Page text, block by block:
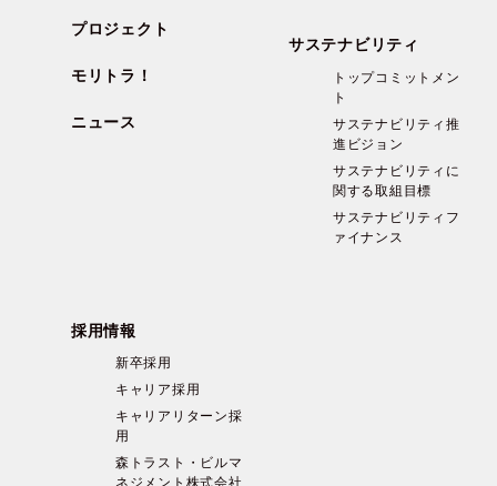
プロジェクト
モリトラ！
ニュース
サステナビリティ
トップコミットメン
ト
サステナビリティ推
進ビジョン
サステナビリティに
関する取組目標
サステナビリティフ
ァイナンス
採用情報
新卒採用
キャリア採用
キャリアリターン採
用
森トラスト・ビルマ